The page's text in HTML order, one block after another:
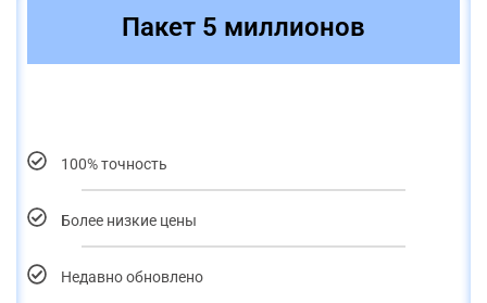
Пакет 5 миллионов
100% точность
Более низкие цены
Недавно обновлено